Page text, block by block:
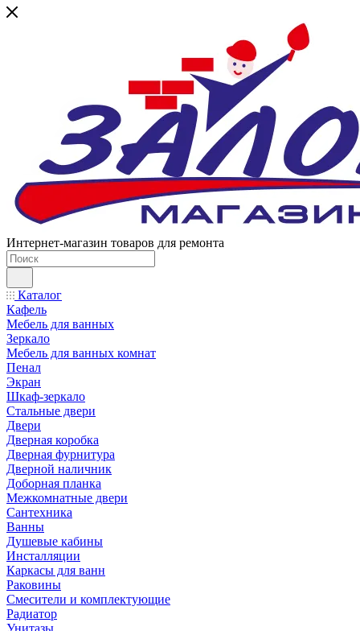
Интернет-магазин товаров для ремонта
Каталог
Кафель
Мебель для ванных
Зеркало
Мебель для ванных комнат
Пенал
Экран
Шкаф-зеркало
Стальные двери
Двери
Дверная коробка
Дверная фурнитура
Дверной наличник
Доборная планка
Межкомнатные двери
Сантехника
Ванны
Душевые кабины
Инсталляции
Каркасы для ванн
Раковины
Смесители и комплектующие
Радиатор
Унитазы